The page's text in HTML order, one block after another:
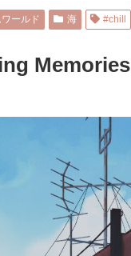
ールド 海 #chill
Memories